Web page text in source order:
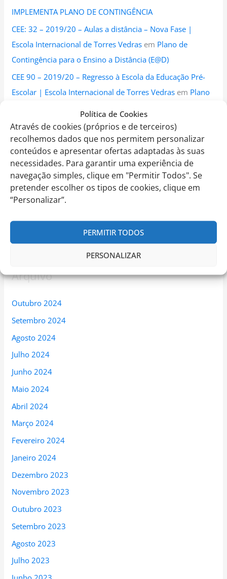
Política de Cookies
Através de cookies (próprios e de terceiros)
recolhemos dados que nos permitem personalizar
conteúdos e apresentar ofertas adaptadas às suas
necessidades. Para garantir uma experiência de
navegação simples, clique em "Permitir Todos". Se
pretender escolher os tipos de cookies, clique em
“Personalizar”.
PERMITIR TODOS
PERSONALIZAR
IMPLEMENTA PLANO DE CONTINGÊNCIA
CEE: 32 – 2019/20 – Aulas a distância – Nova Fase |
Escola Internacional de Torres Vedras em Plano de
Contingência para o Ensino a Distância (E@D)
CEE 90 – 2019/20 – Regresso à Escola da Educação Pré-
Escolar | Escola Internacional de Torres Vedras em Plano
CEE 90 – 2019/20 – Regresso à Escola da Educação Pré-
Escolar | Escola Internacional de Torres Vedrasem
Orientações Oficiais para a Reabertura da Educação Pré-
CEE 89 – 2019/20 – Pré-Escolar – Regresso à Escola |
Escola Internacional de Torres Vedras
Arquivo
Outubro 2024
Setembro 2024
Agosto 2024
Julho 2024
Junho 2024
Maio 2024
Abril 2024
Março 2024
Fevereiro 2024
Janeiro 2024
Dezembro 2023
Novembro 2023
Outubro 2023
Setembro 2023
Agosto 2023
Julho 2023